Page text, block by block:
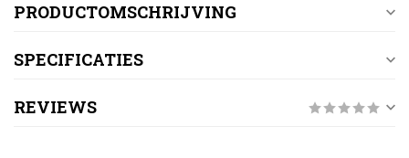
PRODUCTOMSCHRIJVING
SPECIFICATIES
REVIEWS